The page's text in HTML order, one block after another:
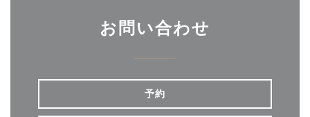
お問い合わせ
予約